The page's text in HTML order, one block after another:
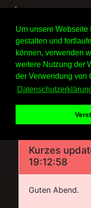
Um unsere Webseite
gestalten und
können, verwenden
weitere Nutzung der
der Verwendung von
Kurzes
19:12:58
Guten Abend.